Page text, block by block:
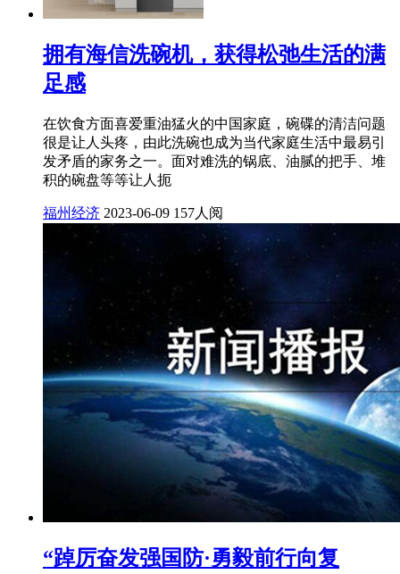
拥有海信洗碗机，获得松弛生活的满
足感
在饮食方面喜爱重油猛火的中国家庭，碗碟的清洁问题
很是让人头疼，由此洗碗也成为当代家庭生活中最易引
发矛盾的家务之一。面对难洗的锅底、油腻的把手、堆
积的碗盘等等让人扼
福州经济 2023-06-09 157人阅
“踔厉奋发强国防·勇毅前行向复